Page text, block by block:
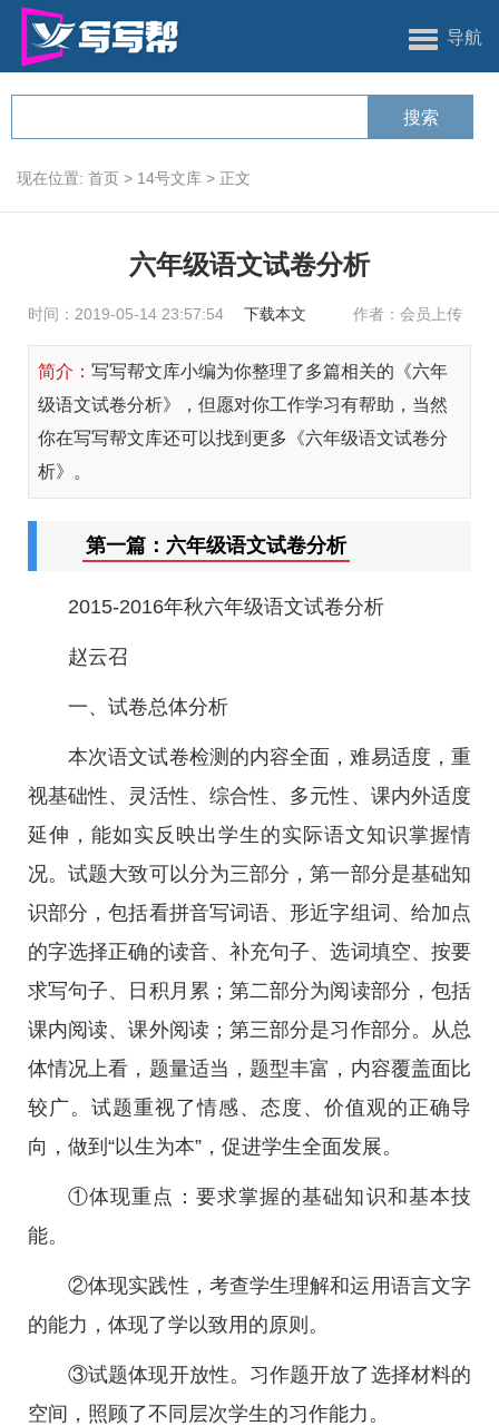
导航
现在位置: 首页 > 14号文库 > 正文
六年级语文试卷分析
时间：2019-05-14 23:57:54 下载本文 作者：会员上传
简介： 写写帮文库小编为你整理了多篇相关的《六年
级语文试卷分析》，但愿对你工作学习有帮助，当然
你在写写帮文库还可以找到更多《六年级语文试卷分
析》。
第一篇：六年级语文试卷分析
2015-2016年秋六年级语文试卷分析
赵云召
一、试卷总体分析
本次语文试卷检测的内容全面，难易适度，重
视基础性、灵活性、综合性、多元性、课内外适度
延伸，能如实反映出学生的实际语文知识掌握情
况。试题大致可以分为三部分，第一部分是基础知
识部分，包括看拼音写词语、形近字组词、给加点
的字选择正确的读音、补充句子、选词填空、按要
求写句子、日积月累；第二部分为阅读部分，包括
课内阅读、课外阅读；第三部分是习作部分。从总
体情况上看，题量适当，题型丰富，内容覆盖面比
较广。试题重视了情感、态度、价值观的正确导
向，做到“以生为本”，促进学生全面发展。
①体现重点：要求掌握的基础知识和基本技
能。
②体现实践性，考查学生理解和运用语言文字
的能力，体现了学以致用的原则。
③试题体现开放性。习作题开放了选择材料的
空间，照顾了不同层次学生的习作能力。